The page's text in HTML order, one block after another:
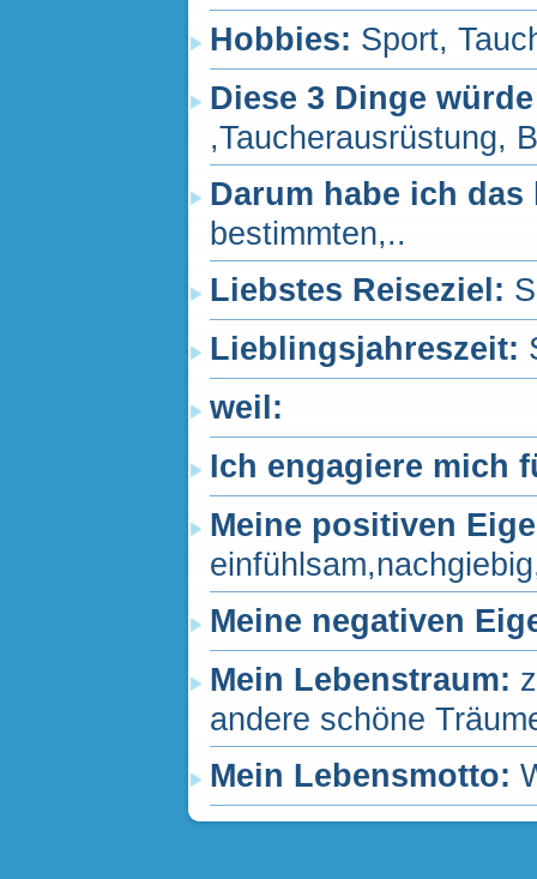
Hobbies: Sport,
Diese 3 Dinge
,Taucherausrüstung,
Darum habe ich
bestimmten,..
Liebstes Reiseziel:
Lieblingsjahreszeit:
weil:
Ich engagiere mich
Meine positiven
Meine negativen
Mein Lebenstraum:
andere schöne
Mein Lebensmotto: